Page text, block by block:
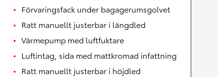
Förvaringsfack under bagagerumsgolvet
Ratt manuellt justerbar i längdled
Värmepump med luftfuktare
Luftintag, sida med mattkromad infattning
Ratt manuellt justerbar i höjdled